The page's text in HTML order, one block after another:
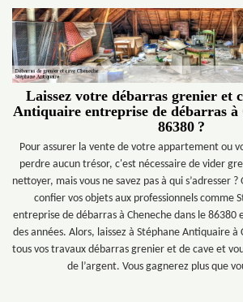
Laissez votre débarras grenier et
Antiquaire entreprise de débarras à
86380 ?
Pour assurer la vente de votre appartement ou
perdre aucun trésor, c'est nécessaire de vider
nettoyer, mais vous ne savez pas à qui s’adresser
confier vos objets aux professionnels comme
entreprise de débarras à Cheneche dans le 86380
des années. Alors, laissez à Stéphane Antiquaire à
tous vos travaux débarras grenier et de cave et
de l’argent. Vous gagnerez plus que